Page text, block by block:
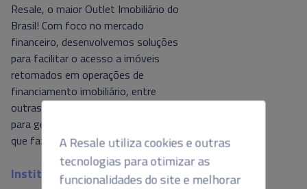
tecnologias para otimizar as
funcionalidades do site e melhorar
sua experiência de compra.
Resale, o maior Outlet Imobiliário do
Brasil! Com foco no mercado
financeiro, desenvolvemos soluções
para facilitar o acesso a imóveis
retomados em operações de
financiamento imobiliário, entre
outras. Tecnologia e foco no cliente
para gerar valor ao mercado, é isso o
que fazemos por aqui.
Institucional